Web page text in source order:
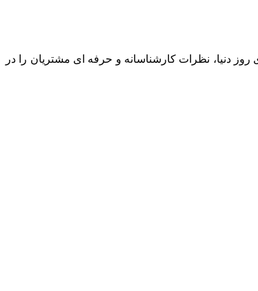
دنیا، نظرات کارشناسانه و حرفه ای مشتریان را در